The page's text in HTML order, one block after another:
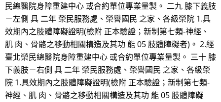
民總醫院身障重建中心 或合約單位專業量製。 二九 膝下義肢
－左側 具 二年 榮民服務處、榮譽國民 之家、各級榮院 1.具
效期內之肢體障礙證明(檢附 正本驗證；新制第七類-神經、
肌 肉、骨骼之移動相關構造及其功 能 05 肢體障礙者)。 2.經
臺北榮民總醫院身障重建中心 或合約單位專業量製。 三十 膝
下義肢－右側 具 二年 榮民服務處、榮譽國民 之家、各級榮
院 1.具效期內之肢體障礙證明(檢附 正本驗證；新制第七類-
神經、肌 肉、骨骼之移動相關構造及其功 能 05 肢體障礙